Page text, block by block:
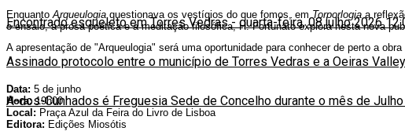
Encontrado esqueleto em Torres Vedras-quarta-feira, 08 julho 2026
Assinado protocolo entre o município de Torres Vedras e a Oeiras
A-dos-Cunhados é Freguesia Sede de Concelho durante o mês de
Enquanto Arqueulogia questionava os vestígios do que fomos, em Torporlogia a
o ensaio, a prosa poética e a meditação filosófica, H. Fortunato explora nesta nova
A apresentação de "Arqueulogia" será uma oportunidade para conhecer de perto a
Data: 5 de junho
Hora:19h00
Local: Praça Azul da Feira do Livro de Lisboa
Editora: Edições Miosótis